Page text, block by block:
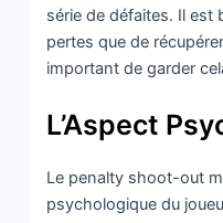
série de défaites. Il est
pertes que de
important de garder
L’Aspect
Le penalty shoot-out
psychologique du